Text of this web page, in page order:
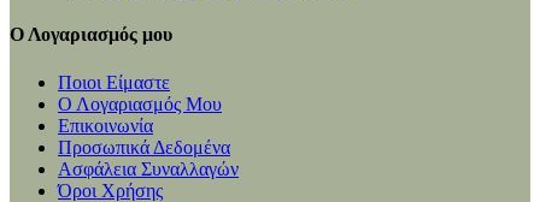
Ο Λογαριασμός μου
Ποιοι Είμαστε
Ο Λογαριασμός Μου
Επικοινωνία
Προσωπικά Δεδομένα
Ασφάλεια Συναλλαγών
Όροι Χρήσης